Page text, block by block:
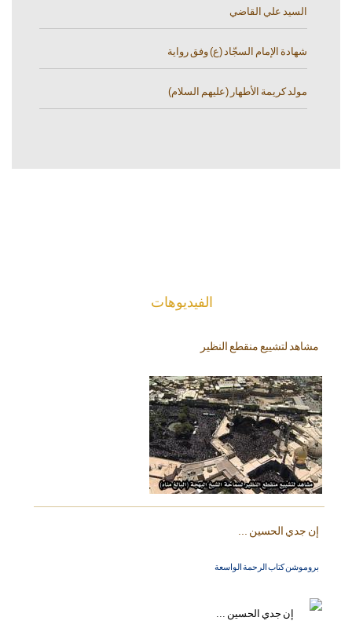
السيد علي القاضي
شهادة الإمام السجّاد (ع) وفق رواية
مولد كريمة الأطهار (عليهم السلام)
الفیدیوهات
مشاهد لتشييع منقطع النظير
إن جدي الحسين ...
بروموشن كتاب الرحمة الواسعة